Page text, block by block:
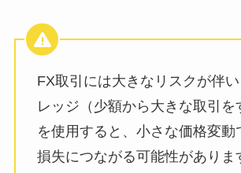
FX取引には大きなリスクが伴
レッジ（少額から大きな取引を
を使用すると、小さな価格変動
損失につながる可能性がありま